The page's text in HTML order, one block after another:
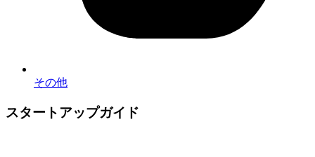
その他
スタートアップガイド